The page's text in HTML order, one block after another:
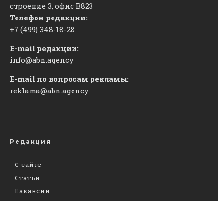
строение 3, офис ​В823
Телефон редакции:
+7 (499) 348-18-28
E-mail редакции:
info@abn.agency
E-mail по вопросам рекламы:
reklama@abn.agency
Редакция
О сайте
Статьи
Вакансии